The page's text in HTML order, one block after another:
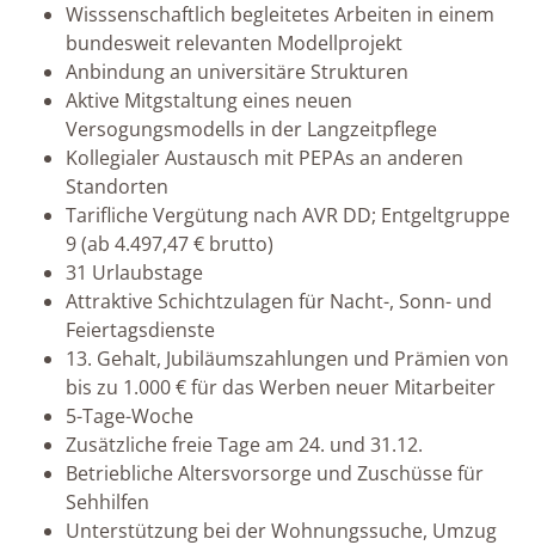
Wisssenschaftlich begleitetes Arbeiten in einem
bundesweit relevanten Modellprojekt
Anbindung an universitäre Strukturen
Aktive Mitgstaltung eines neuen
Versogungsmodells in der Langzeitpflege
Kollegialer Austausch mit PEPAs an anderen
Standorten
Tarifliche Vergütung nach AVR DD; Entgeltgruppe
9 (ab 4.497,47 € brutto)
31 Urlaubstage
Attraktive Schichtzulagen für Nacht-, Sonn- und
Feiertagsdienste
13. Gehalt, Jubiläumszahlungen und Prämien von
bis zu 1.000 € für das Werben neuer Mitarbeiter
5-Tage-Woche
Zusätzliche freie Tage am 24. und 31.12.
Betriebliche Altersvorsorge und Zuschüsse für
Sehhilfen
Unterstützung bei der Wohnungssuche, Umzug